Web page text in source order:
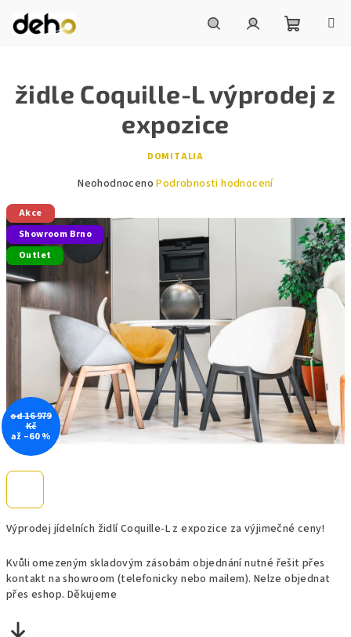
obsah
košík
Výprodej jídelních židlí Coquille-L z expozice za výjimečné ceny!
Kvůli omezeným skladovým zásobám objednání nutné řešit přes
kontakt na showroom (telefonicky nebo mailem). Nelze objednat
přes eshop. Děkujeme
židle Coquille-L výprodej z
expozice
DOMITALIA
Průměrné
produktu
je
0,0
z
hvězdiček.
Neohodnoceno Podrobnosti hodnocení
Akce
Showroom Brno
Outlet
od 16 979
Kč
až –60 %